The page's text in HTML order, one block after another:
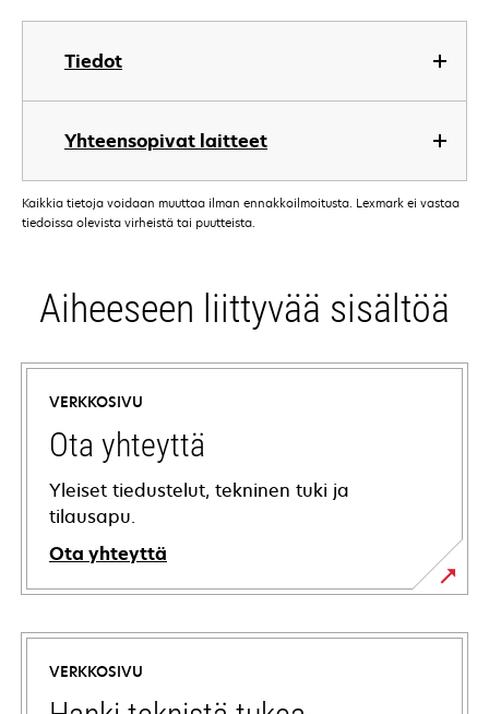
Tiedot
Yhteensopivat laitteet
Kaikkia tietoja voidaan muuttaa ilman ennakkoilmoitusta. Lexmark ei vastaa
tiedoissa olevista virheistä tai puutteista.
Aiheeseen liittyvää sisältöä
VERKKOSIVU
Ota yhteyttä
Yleiset tiedustelut, tekninen tuki ja
tilausapu.
Ota yhteyttä
VERKKOSIVU